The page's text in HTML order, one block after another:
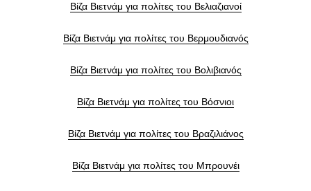
Βίζα Βιετνάμ για πολίτες του Βελιαζιανοί
Βίζα Βιετνάμ για πολίτες του Βερμουδιανός
Βίζα Βιετνάμ για πολίτες του Βολιβιανός
Βίζα Βιετνάμ για πολίτες του Βόσνιοι
Βίζα Βιετνάμ για πολίτες του Βραζιλιάνος
Βίζα Βιετνάμ για πολίτες του Μπρουνέι